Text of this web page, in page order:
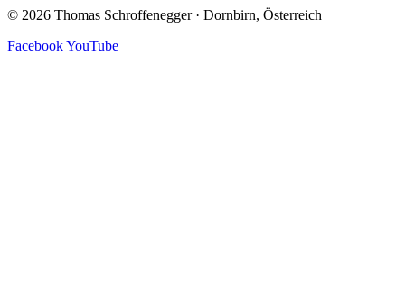
© 2026 Thomas Schroffenegger · Dornbirn, Österreich
FacebookYouTube